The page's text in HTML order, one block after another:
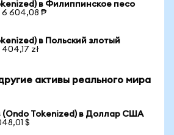
в Филиппинское песо
6 604,08 ₱
в Польский злотый
zł
активы реального мира
(Ondo Tokenized) в Доллар США
$